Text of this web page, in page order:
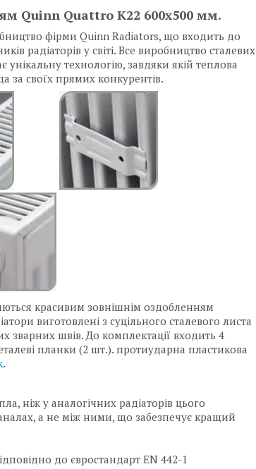
Quinn Quattro K22 600x500 мм.
фірми Quinn Radiators, що входить до
радіаторів у світі. Все виробництво сталевих
унікальну технологію, завдяки якій теплова
за своїх прямих конкурентів.
красивим зовнішнім оздобленням
виготовлені з суцільного сталевого листа
зварних швів. До комплектації входить 4
планки (2 шт.). протиударна пластикова
.
ніж у аналогічних радіаторів цього
а не між ними, що забезпечує кращий
до євростандарт EN 442-1